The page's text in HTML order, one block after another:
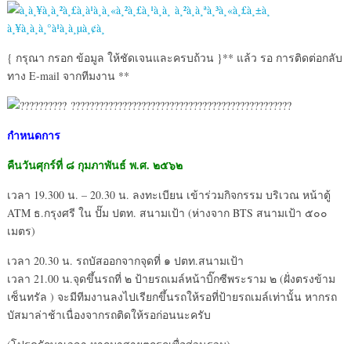
{ กรุณา กรอก ข้อมูล ให้ชัดเจนและครบถ้วน }** แล้ว รอ การติดต่อกลับ
ทาง E-mail จากทีมงาน **
กำหนดการ
คืนวันศุกร์ที่ ๘ กุมภาพันธ์ พ.ศ. ๒๕๖๒
เวลา 19.300 น. – 20.30 น. ลงทะเบียน เข้าร่วมกิจกรรม บริเวณ หน้าตู้
ATM ธ.กรุงศรี ใน ปั๊ม ปตท. สนามเป้า (ห่างจาก BTS สนามเป้า ๕๐๐
เมตร)
เวลา 20.30 น. รถบัสออกจากจุดที่ ๑ ปตท.สนามเป้า
เวลา 21.00 น.จุดขึ้นรถที่ ๒ ป้ายรถเมล์หน้าบิ๊กซีพระราม ๒ (ฝั่งตรงข้าม
เซ็นทรัล ) จะมีทีมงานลงไปเรียกขึ้นรถให้รอที่ป้ายรถเมล์เท่านั้น หากรถ
บัสมาล่าช้าเนื่องจากรถติดให้รอก่อนนะครับ